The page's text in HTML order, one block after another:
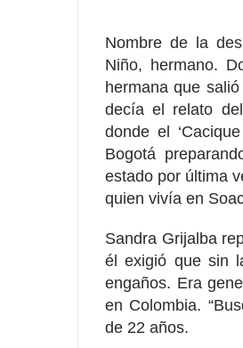
Nombre de la
Niño, hermano.
hermana que
decía el relato
donde el
Bogotá
estado por última
quien vivía en
Sandra Grijalba
él exigió que sin
engaños. Era
en Colombia.
de 22 años.